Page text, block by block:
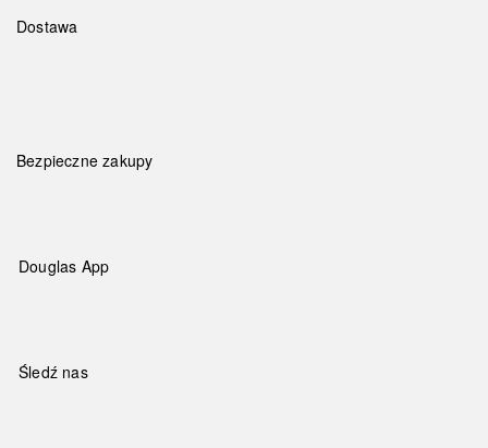
Dostawa
Bezpieczne zakupy
Douglas App
Śledź nas